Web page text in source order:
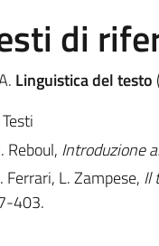
di
Linguistica del testo
Testi
Reboul, Introduzione
Ferrari, L. Zampese, Il
403.